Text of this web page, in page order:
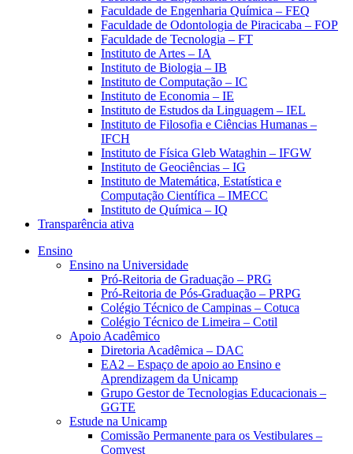
Faculdade de Engenharia Química – FEQ
Faculdade de Odontologia de Piracicaba – FOP
Faculdade de Tecnologia – FT
Instituto de Artes – IA
Instituto de Biologia – IB
Instituto de Computação – IC
Instituto de Economia – IE
Instituto de Estudos da Linguagem – IEL
Instituto de Filosofia e Ciências Humanas –
IFCH
Instituto de Física Gleb Wataghin – IFGW
Instituto de Geociências – IG
Instituto de Matemática, Estatística e
Computação Científica – IMECC
Instituto de Química – IQ
Transparência ativa
Ensino
Ensino na Universidade
Pró-Reitoria de Graduação – PRG
Pró-Reitoria de Pós-Graduação – PRPG
Colégio Técnico de Campinas – Cotuca
Colégio Técnico de Limeira – Cotil
Apoio Acadêmico
Diretoria Acadêmica – DAC
EA2 – Espaço de apoio ao Ensino e
Aprendizagem da Unicamp
Grupo Gestor de Tecnologias Educacionais –
GGTE
Estude na Unicamp
Comissão Permanente para os Vestibulares –
Comvest